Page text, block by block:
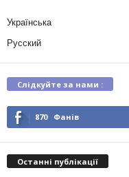
Українська
Русский
Слідкуйте за нами :
870 Фанів
Останні публікації